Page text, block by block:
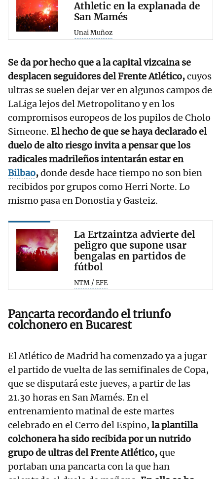
Athletic en la explanada de
San Mamés
Unai Muñoz
Se da por hecho que a la capital vizcaina se
desplacen seguidores del Frente Atlético,cuyos
ultras se suelen dejar ver en algunos campos de
LaLiga lejos del Metropolitano y en los
compromisos europeos de los pupilos de Cholo
Simeone. El hecho de que se haya declarado el
duelo de alto riesgo invita a pensar que los
radicales madrileños intentarán estar en
Bilbao,donde desde hace tiempo no son bien
recibidos por grupos como Herri Norte. Lo
mismo pasa en Donostia y Gasteiz.
La Ertzaintza advierte del
peligro que supone usar
bengalas en partidos de
fútbol
NTM / EFE
Pancarta recordando el triunfo
colchonero en Bucarest
El Atlético de Madrid ha comenzado ya a jugar
el partido de vuelta de las semifinales de Copa,
que se disputará este jueves, a partir de las
21.30 horas en San Mamés. En el
entrenamiento matinal de este martes
celebrado en el Cerro del Espino, la plantilla
colchonera ha sido recibida por un nutrido
grupo de ultras del Frente Atlético,que
portaban una pancarta con la que han